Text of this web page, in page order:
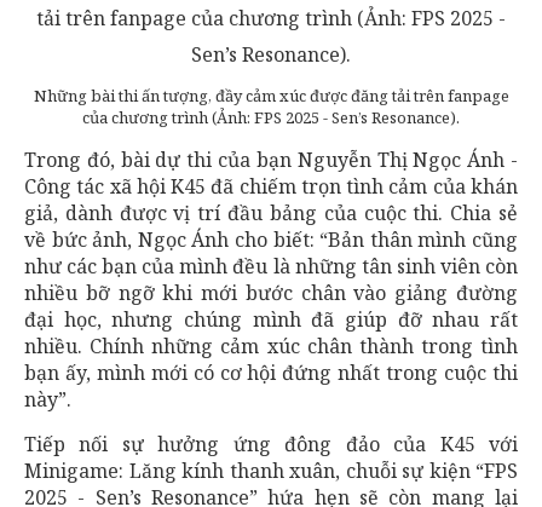
Những bài thi ấn tượng, đầy cảm xúc được đăng tải trên fanpage
của chương trình (Ảnh: FPS 2025 - Sen’s Resonance).
Trong đó, bài dự thi của bạn Nguyễn Thị Ngọc Ánh -
Công tác xã hội K45 đã chiếm trọn tình cảm của khán
giả, dành được vị trí đầu bảng của cuộc thi. Chia sẻ
về bức ảnh, Ngọc Ánh cho biết: “Bản thân mình cũng
như các bạn của mình đều là những tân sinh viên còn
nhiều bỡ ngỡ khi mới bước chân vào giảng đường
đại học, nhưng chúng mình đã giúp đỡ nhau rất
nhiều. Chính những cảm xúc chân thành trong tình
bạn ấy, mình mới có cơ hội đứng nhất trong cuộc thi
này”.
Tiếp nối sự hưởng ứng đông đảo của K45 với
Minigame: Lăng kính thanh xuân, chuỗi sự kiện “FPS
2025 - Sen’s Resonance” hứa hẹn sẽ còn mang lại